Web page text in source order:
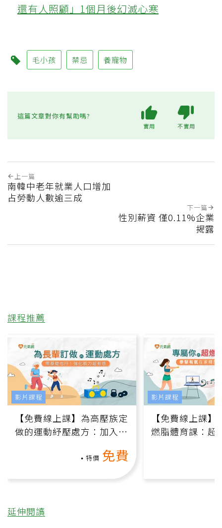
還有人照顧」1個月後幻滅心寒
毛小孩 禁忌 養寵物
這篇文章對你有幫助嗎?
實用 不實用
上一篇
南韓中老年就業人口增加
占勞動人數逾三成
下一篇
性別薪資 僅0.11%企業
揭露
課程推薦
【免費線上課】為高壓族定
做的運動紓壓處方：加入行
特價 免費
影片課程
【免費線上課
燃脂體育課：超
影片課程
延伸閱讀